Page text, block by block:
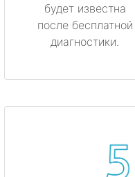
будет известна
после бесплатной
диагностики.